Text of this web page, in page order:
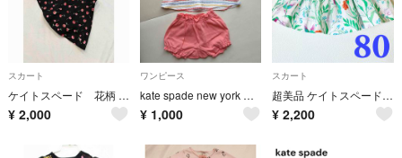
スカート
ケイトスペード 花柄 ミニスカート ブラック
¥ 2,000
ワンピース
kate spade new york ベビー服 セットアップ 70
¥ 1,000
スカート
超美品 ケイトスペード スカート 80 ボタニカル 花柄 フレアスカート
¥ 2,200